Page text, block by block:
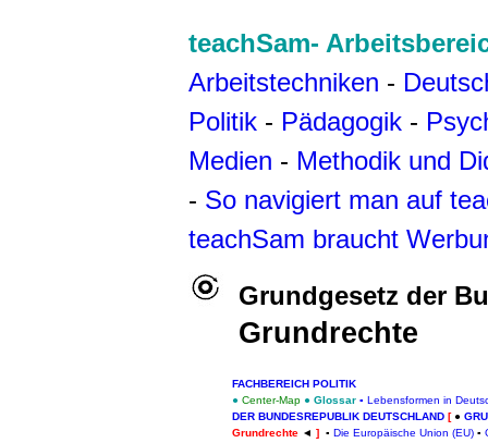
teachSam-
Arbeitstechniken -
Politik - Pädagogik -
Medien - Methodik und
- So navigiert man auf
teachSam braucht
Grundgesetz der
Grund rechte
FACHBEREICH POLITIK
● Center-Map ● Glossar ▪ Lebensformen in
DER BUNDESREPUBLIK DEUTSCHLAND [●
Grundrechte ◄ ] ▪ Die Europäische Union (EU) ▪